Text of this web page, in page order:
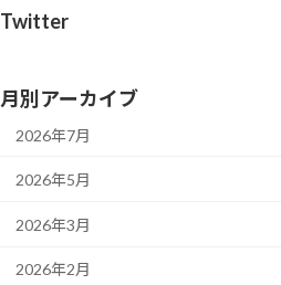
Twitter
月別アーカイブ
2026年7月
2026年5月
2026年3月
2026年2月